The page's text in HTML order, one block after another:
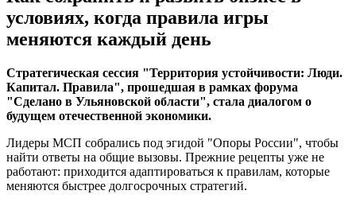
условиях, когда правила игры
меняются каждый день
Стратегическая сессия "Территория устойчивости: Люди.
Капитал. Правила", прошедшая в рамках форума
"Сделано в Ульяновской области", стала диалогом о
будущем отечественной экономики.
Лидеры МСП собрались под эгидой "Опоры России", чтобы
найти ответы на общие вызовы. Прежние рецепты уже не
работают: приходится адаптироваться к правилам, которые
меняются быстрее долгосрочных стратегий.